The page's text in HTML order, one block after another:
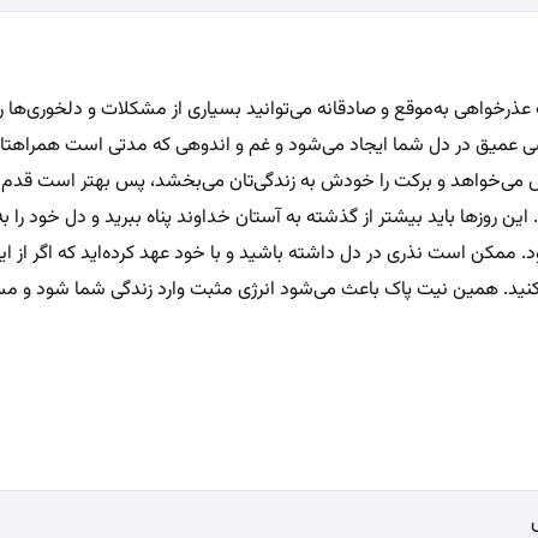
عذرخواهی به‌موقع و صادقانه می‌توانید بسیاری از مشکلات و
عمیق در دل شما ایجاد می‌شود و غم و اندوهی که مدتی است
و برکت را خودش به زندگی‌تان می‌بخشد، پس بهتر است قدم
باید بیشتر از گذشته به آستان خداوند پناه ببرید و دل خود را به
ممکن است نذری در دل داشته باشید و با خود عهد کرده‌اید که اگر
نکنید. همین نیت پاک باعث می‌شود انرژی مثبت وارد زندگی شما شود و